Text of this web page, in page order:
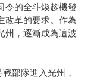
令的全斗煥趁機發
改革的要求。作為
州，逐漸成為這波
部隊進入光州，